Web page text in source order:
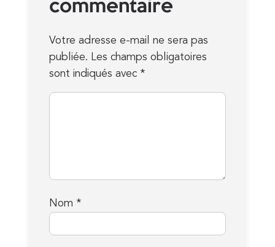
commentaire
Votre adresse e-mail ne sera pas
publiée. Les champs obligatoires
sont indiqués avec *
Nom *